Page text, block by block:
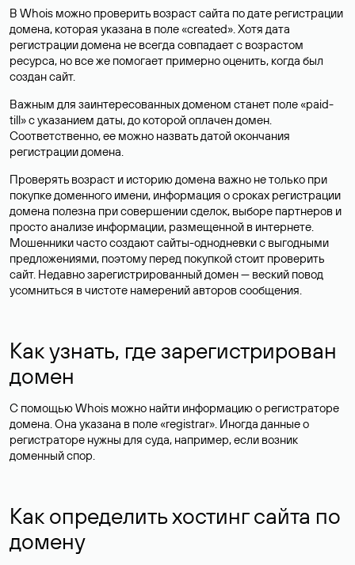
В Whois можно проверить возраст сайта по дате регистрации
домена, которая указана в поле «created». Хотя дата
регистрации домена не всегда совпадает с возрастом
ресурса, но все же помогает примерно оценить, когда был
создан сайт.
Важным для заинтересованных доменом станет поле «paid-
till» с указанием даты, до которой оплачен домен.
Соответственно, ее можно назвать датой окончания
регистрации домена.
Проверять возраст и историю домена важно не только при
покупке доменного имени, информация о сроках регистрации
домена полезна при совершении сделок, выборе партнеров и
просто анализе информации, размещенной в интернете.
Мошенники часто создают сайты-однодневки с выгодными
предложениями, поэтому перед покупкой стоит проверить
сайт. Недавно зарегистрированный домен — веский повод
усомниться в чистоте намерений авторов сообщения.
Как узнать, где зарегистрирован
домен
С помощью Whois можно найти информацию о регистраторе
домена. Она указана в поле «registrar». Иногда данные о
регистраторе нужны для суда, например, если возник
доменный спор.
Как определить хостинг сайта по
домену